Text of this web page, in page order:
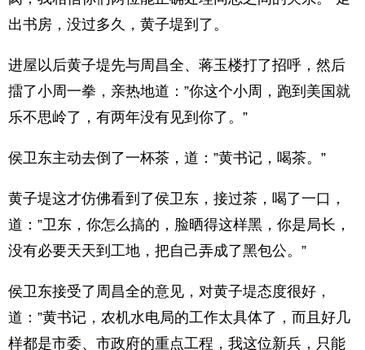
出书房，没过多久，黄子堤到了。
进屋以后黄子堤先与周昌全、蒋玉楼打了招呼，然后
擂了小周一拳，亲热地道：”你这个小周，跑到美国就
乐不思岭了，有两年没有见到你了。”
侯卫东主动去倒了一杯茶，道：”黄书记，喝茶。”
黄子堤这才仿佛看到了侯卫东，接过茶，喝了一口，
道：”卫东，你怎么搞的，脸晒得这样黑，你是局长，
没有必要天天到工地，把自己弄成了黑包公。”
侯卫东接受了周昌全的意见，对黄子堤态度很好，
道：”黄书记，农机水电局的工作太具体了，而且好几
样都是市委、市政府的重点工程，我这位新兵，只能